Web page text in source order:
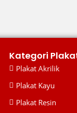
Kategori
Plakat Akrilik
Plakat Kayu
Plakat Resin